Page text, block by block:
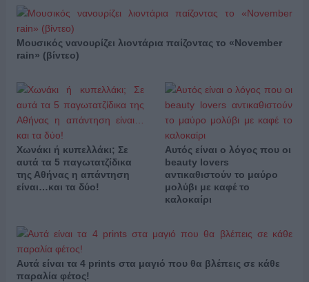
Μουσικός νανουρίζει λιοντάρια παίζοντας το «November
rain» (βίντεο)
Χωνάκι ή κυπελλάκι; Σε
αυτά τα 5 παγωτατζίδικα
της Αθήνας η απάντηση
είναι…και τα δύο!
Αυτός είναι ο λόγος που οι
beauty lovers
αντικαθιστούν το μαύρο
μολύβι με καφέ το
καλοκαίρι
Αυτά είναι τα 4 prints στα μαγιό που θα βλέπεις σε κάθε
παραλία φέτος!